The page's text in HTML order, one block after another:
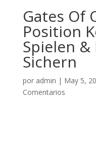
Gates Of
Position
Spielen
Sichern
por admin | May 5,
Comentarios